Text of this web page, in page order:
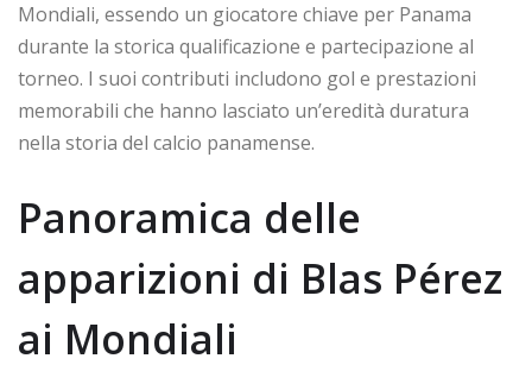
Mondiali, essendo un giocatore chiave per Panama
durante la storica qualificazione e partecipazione al
torneo. I suoi contributi includono gol e prestazioni
memorabili che hanno lasciato un’eredità duratura
nella storia del calcio panamense.
Panoramica delle
apparizioni di Blas Pérez
ai Mondiali